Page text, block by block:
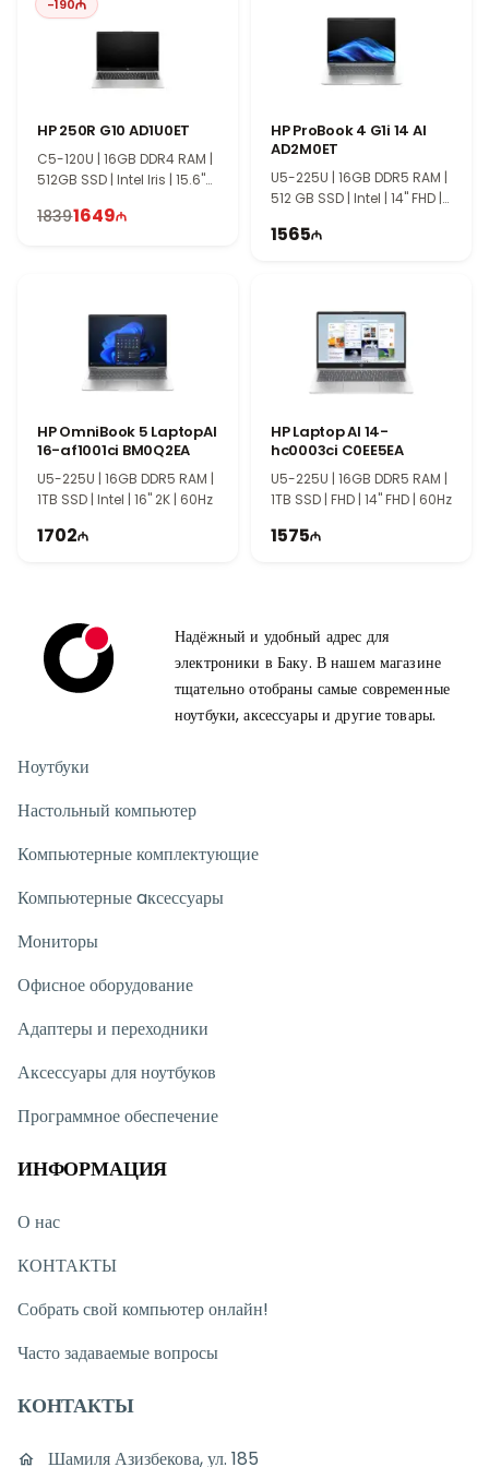
-190
HP 250R G10 AD1U0ET
C5-120U | 16GB DDR4 RAM |
512GB SSD | Intel Iris | 15.6"
18391649
HP ProBook 4 G1i 14 AI
AD2M0ET
U5-225U | 16GB DDR5 RAM |
512 GB SSD | Intel | 14" FHD |
1565
HP OmniBook 5 LaptopAI
16-af1001ci BM0Q2EA
U5-225U | 16GB DDR5 RAM |
1TB SSD | Intel | 16" 2K | 60Hz
1702
HP Laptop AI 14-
hc0003ci C0EE5EA
U5-225U | 16GB DDR5 RAM |
1TB SSD | FHD | 14" FHD | 60Hz
1575
Надёжный и удобный адрес для
электроники в Баку. В нашем магазине
тщательно отобраны самые современные
ноутбуки, аксессуары и другие товары.
Ноутбуки
Настольный компьютер
Компьютерные комплектующие
Компьютерные aксессуары
Мониторы
Офисное оборудование
Адаптеры и переходники
Аксессуары для ноутбуков
Программное обеспечение
ИНФОРМАЦИЯ
О нас
КОНТАКТЫ
Собрать свой компьютер онлайн!
Часто задаваемые вопросы
КОНТАКТЫ
Шамиля Азизбекова, ул. 185